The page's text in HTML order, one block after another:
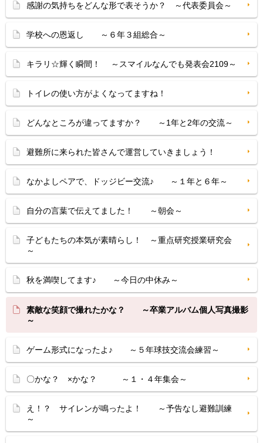
感謝の気持ちをどんな形で表そうか？ ～代表委員会～
学校への恩返し ～６年３組総合～
キラリ☆輝く瞬間！ ～スマイルなんでも発表会2109～
トイレの使い方がよくなってますね！
どんなところが違ってますか？ ～1年と2年の交流～
避難所に来られた皆さんで運営していきましょう！
なかよしペアで、ドッジビー交流♪ ～１年と６年～
自分の言葉で伝えてました！ ～朝会～
子どもたちの本気が素晴らし！ ～重点研究授業研究会
～
秋を満喫してます♪ ～今日の中休み～
素敵な笑顔で撮れたかな？ ～卒業アルバム個人写真撮影
～
ゲーム形式になったよ♪ ～５年球技交流会練習～
〇かな？ ×かな？ ～１・４年集会～
え！？ サイレンが鳴ったよ！ ～予告なし避難訓練
～